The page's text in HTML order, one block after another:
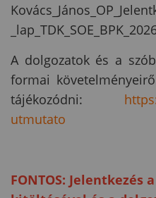
A dolgozatok és a
formai
tájékozódni:
utmutato
FONTOS: Jelentkezés